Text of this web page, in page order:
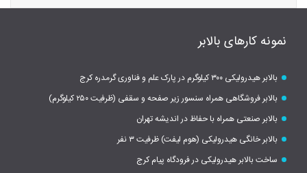
نمونه کارهای بالابر
بالابر هیدرولیکی ۳۰۰ کیلوگرم در پارک علم و فناوری گرمدره کرج
بالابر فروشگاهی همراه سنسور زیر صفحه و سقفی (ظرفیت ۲۵۰ کیلوگرم)
بالابر صنعتی همراه با حفاظ در اندیشه تهران
بالابر خانگی هیدرولیکی (هوم لیفت) ظرفیت ۳ نفر
ساخت بالابر هیدرولیکی در فرودگاه پیام کرج